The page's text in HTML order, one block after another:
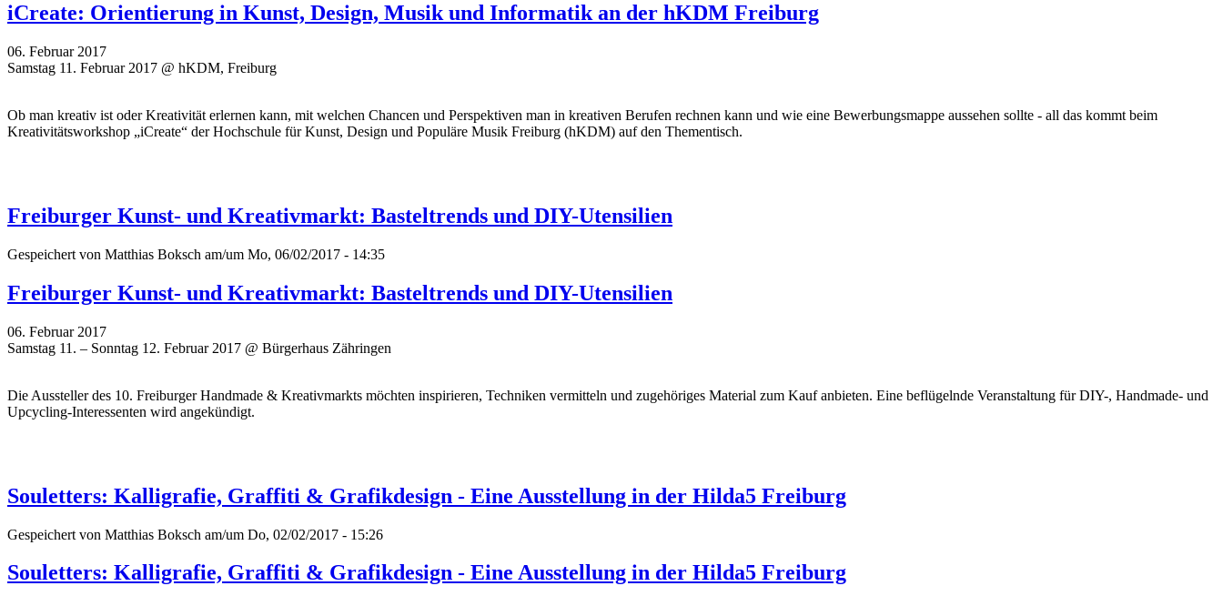
iCreate: Orientierung in Kunst, Design, Musik und Informatik an der hKDM Freiburg
06. Februar 2017
Samstag 11. Februar 2017 @ hKDM, Freiburg
Ob man kreativ ist oder Kreativität erlernen kann, mit welchen Chancen und Perspektiven man in kreativen Berufen rechnen kann und wie eine Bewerbungsmappe aussehen sollte - all das kommt beim
Kreativitätsworkshop „iCreate“ der Hochschule für Kunst, Design und Populäre Musik Freiburg (hKDM) auf den Thementisch.
Freiburger Kunst- und Kreativmarkt: Basteltrends und DIY-Utensilien
Gespeichert von Matthias Boksch am/um Mo, 06/02/2017 - 14:35
Freiburger Kunst- und Kreativmarkt: Basteltrends und DIY-Utensilien
06. Februar 2017
Samstag 11. – Sonntag 12. Februar 2017 @ Bürgerhaus Zähringen
Die Aussteller des 10. Freiburger Handmade & Kreativmarkts möchten inspirieren, Techniken vermitteln und zugehöriges Material zum Kauf anbieten. Eine beflügelnde Veranstaltung für DIY-, Handmade- und
Upcycling-Interessenten wird angekündigt.
Souletters: Kalligrafie, Graffiti & Grafikdesign - Eine Ausstellung in der Hilda5 Freiburg
Gespeichert von Matthias Boksch am/um Do, 02/02/2017 - 15:26
Souletters: Kalligrafie, Graffiti & Grafikdesign - Eine Ausstellung in der Hilda5 Freiburg